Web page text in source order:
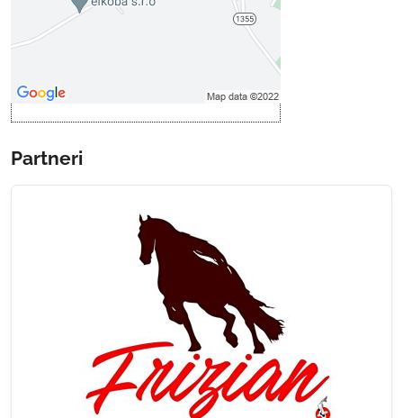
Povoliť a zapamätať - súhlas s
Partneri